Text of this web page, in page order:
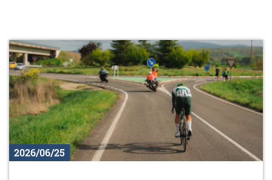
2026/06/25